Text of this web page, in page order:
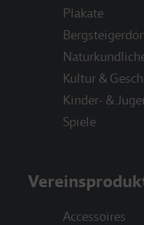
Plakate
Kultur &
Kinder- &
Spiele
Accessoires